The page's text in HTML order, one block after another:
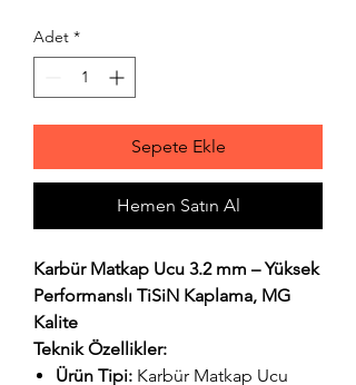
Adet *
Sepete Ekle
Hemen Satın Al
Karbür Matkap Ucu 3.2 mm – Yüksek
Performanslı TiSiN Kaplama, MG
Kalite
Teknik Özellikler:
Ürün Tipi: Karbür Matkap Ucu